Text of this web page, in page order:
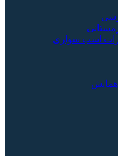
اسب سواری
همایش